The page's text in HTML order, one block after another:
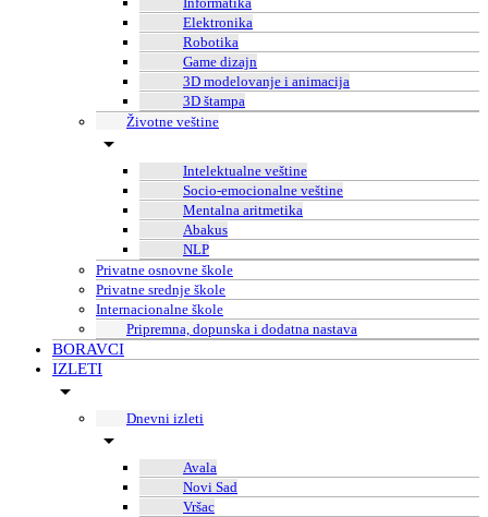
Elektronika
Robotika
Game dizajn
3D modelovanje i animacija
3D štampa
Životne veštine
Intelektualne veštine
Socio-emocionalne veštine
Mentalna aritmetika
Abakus
NLP
Privatne osnovne škole
Privatne srednje škole
Internacionalne škole
Pripremna, dopunska i dodatna nastava
BORAVCI
IZLETI
Dnevni izleti
Avala
Novi Sad
Vršac